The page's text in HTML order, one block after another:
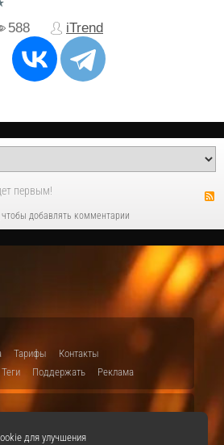
588
iTrend
первым!
чтобы добавлять комментарии
Тарифы
Контакты
Теги Поддержать Реклама
для улучшения